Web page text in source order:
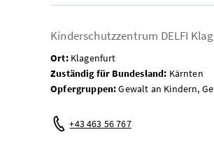
Kinderschutzzentrum DELFI
Ort:Klagenfurt
Zuständig für Bundesland: Kärnten
Opfergruppen:Gewalt an Kindern,
Telefon:
+43 463 56 767